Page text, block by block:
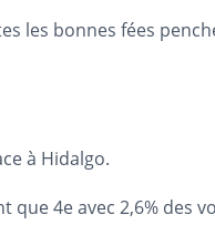
les bonnes fées
à Hidalgo.
4e avec 2,6% des